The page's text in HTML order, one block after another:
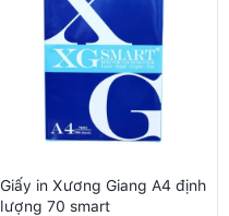
Giấy in Xương Giang A4 định
lượng 70 smart